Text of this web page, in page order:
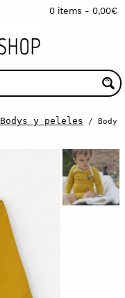
0 items - 0,00€
Bodys y peleles / Body